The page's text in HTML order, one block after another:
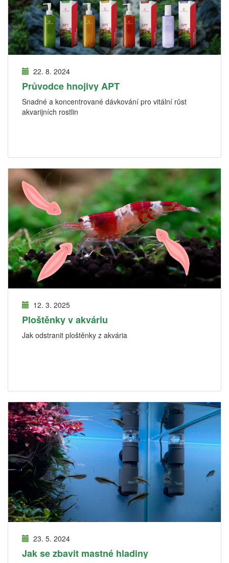
22. 8. 2024
Průvodce hnojivy APT
Snadné a koncentrované dávkování pro vitální růst
akvarijních rostlin
12. 3. 2025
Ploštěnky v akváriu
Jak odstranit ploštěnky z akvária
23. 5. 2024
Jak se zbavit mastné hladiny